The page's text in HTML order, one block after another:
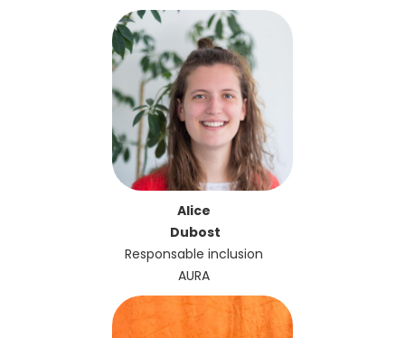
Alice
Dubost
Responsable inclusion
AURA